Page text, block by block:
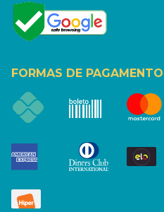
FORMAS DE PAGAMENTO